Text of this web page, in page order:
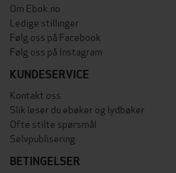
Om Ebok.no
Ledige stillinger
Følg oss på Facebook
Følg oss på Instagram
KUNDESERVICE
Kontakt oss
Slik leser du ebøker og lydbøker
Ofte stilte spørsmål
Selvpublisering
BETINGELSER